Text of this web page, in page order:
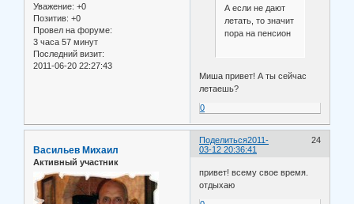
Уважение: +0
Позитив: +0
Провел на форуме:
3 часа 57 минут
Последний визит:
2011-06-20 22:27:43
А если не дают
летать, то значит
пора на пенсион
Миша привет! А ты сейчас
летаешь?
0
Поделиться 24
2011-
03-12 20:36:41
Васильев Михаил
Активный участник
привет! всему свое время.
отдыхаю